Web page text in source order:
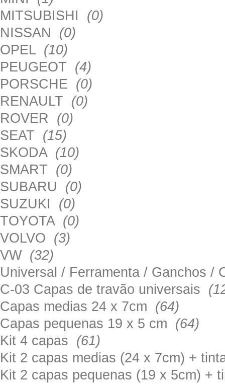
MITSUBISHI (0)
NISSAN (0)
OPEL (10)
PEUGEOT (4)
PORSCHE (0)
RENAULT (0)
ROVER (0)
SEAT (15)
SKODA (10)
SMART (0)
SUBARU (0)
SUZUKI (0)
TOYOTA (0)
VOLVO (3)
VW (32)
Universal / Ferramenta / Ganchos
C-03 Capas de travão universais
Capas medias 24 x 7cm (64)
Capas pequenas 19 x 5 cm (64)
Kit 4 capas (61)
Kit 2 capas medias (24 x 7cm) +
Kit 2 capas pequenas (19 x 5cm) +